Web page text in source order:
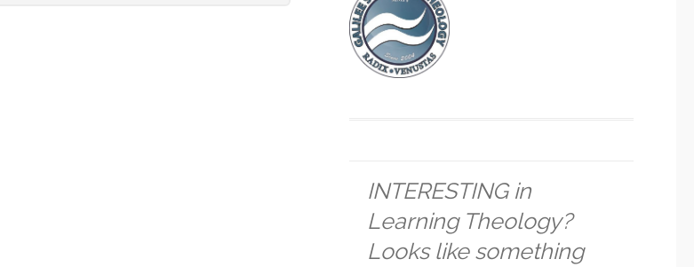
INTERESTING in
Learning Theology?
Looks like something